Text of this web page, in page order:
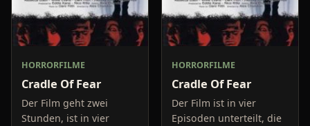
HORRORFILME
Cradle Of Fear
Der Film geht zwei
Stunden, ist in vier
HORRORFILME
Cradle Of Fear
Der Film ist in vier
Episoden unterteilt, die